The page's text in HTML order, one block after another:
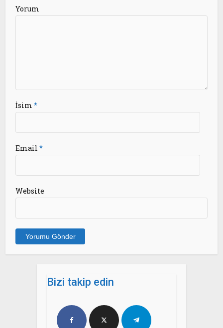
Yorum
İsim*
Email*
Website
Bizi takip edin